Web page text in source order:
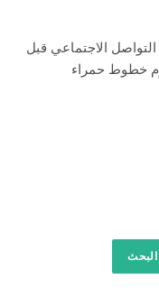
الاجتماعي قبل
خطوط حمراء
البحث